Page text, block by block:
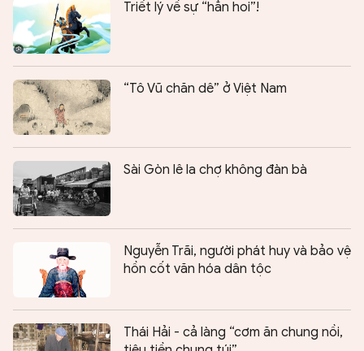
Triết lý về sự “hẳn hoi”!
“Tô Vũ chăn dê” ở Việt Nam
Sài Gòn lê la chợ không đàn bà
Nguyễn Trãi, người phát huy và bảo vệ
hồn cốt văn hóa dân tộc
Thái Hải - cả làng “cơm ăn chung nồi,